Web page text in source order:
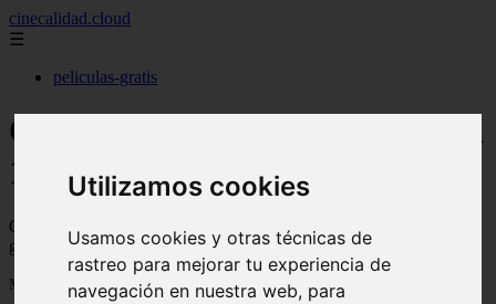
Utilizamos cookies
Usamos cookies y otras técnicas de
rastreo para mejorar tu experiencia de
navegación en nuestra web, para
cinecalidad.cloud
☰
peliculas-gratis
Cine de Calidad gratis - Página
12
Cine de calidad con películas antiguas o clásicas de calidad para ver
gratis y legalmente en Youtube o Archive
Mostrando 265 - 288 de 1844 artículos